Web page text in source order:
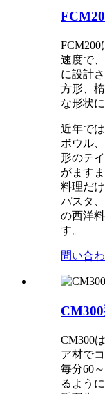
FCM200
速度で
に設計
方形、
な形状
近年で
ボウル
形のテ
がます
料理だ
パスタ
の西洋
す。
問い合
CM300
ア材で
毎分60
るよう